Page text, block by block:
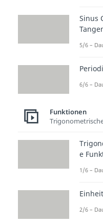
Sinus
5/6 –
6/6 –
Funktionen
e
1/6 –
2/6 –